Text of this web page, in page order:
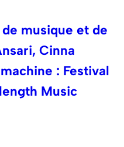
musique et de
Cinna
: Festival
Music